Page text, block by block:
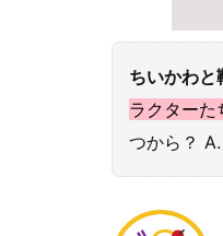
ちいかわと
ラクターた
つから？